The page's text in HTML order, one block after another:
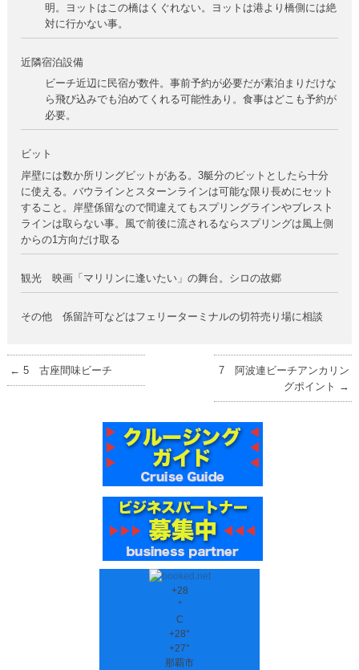
明。ヨットはこの橋はくぐれない。ヨットは港より橋側には絶
対に行かない事。
近隣宿泊設備
ビーチ近辺に民宿が数件。事前予約が必要だが素泊まりだけな
ら飛び込みでも泊めてくれる可能性あり。食事はどこも予約が
必要。
ビット
岸壁には数か所リングビットがある。3艇分のビットとしたら十分
に使える。バウラインとスターンラインは可能な限り長めにセット
すること。岸壁係留なので間違えてもスプリングラインやブレスト
ラインは取らない事。風で前後に流されるならスプリングは風上側
からの1方向だけ取る
観光 映画「マリリンに逢いたい」の舞台。シロの故郷
その他 係留許可などはフェリーターミナルの切符売り場に相談
← 5 古座間味ビーチ
7 阿波連ビーチアンカリン
グポイント →
+28
°
C
+28°
+27°
那覇市